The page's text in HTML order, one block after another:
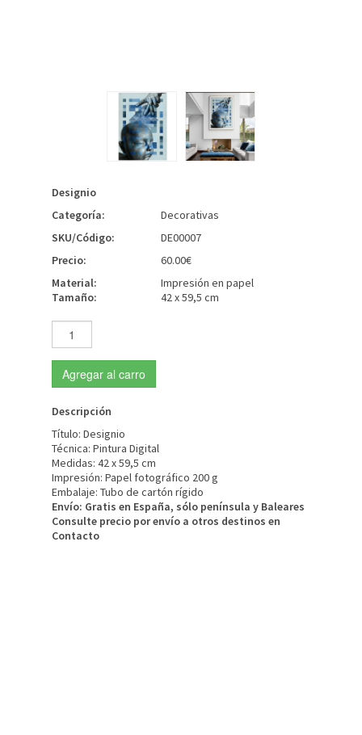
Designio
Categoría:
Decorativas
SKU/Código:
DE00007
Precio:
60.00€
Material:
Impresión en papel
Tamaño:
42 x 59,5 cm
Agregar al carro
Descripción
Tí­tulo: Designio
Técnica: Pintura Digital
Medidas: 42 x 59,5 cm
Impresión: Papel fotográfico 200 g
Embalaje: Tubo de cartón rígido
Envío: Gratis en España, sólo península y Baleares
Consulte precio por enví­o a otros destinos en
Contacto